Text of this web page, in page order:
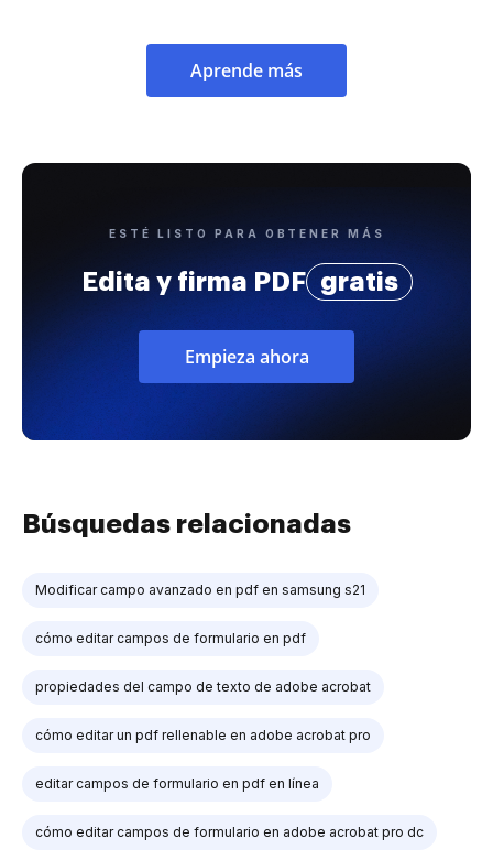
Aprende más
ESTÉ LISTO PARA OBTENER MÁS
Edita y firma PDF gratis
Empieza ahora
Búsquedas relacionadas
Modificar campo avanzado en pdf en samsung s21
cómo editar campos de formulario en pdf
propiedades del campo de texto de adobe acrobat
cómo editar un pdf rellenable en adobe acrobat pro
editar campos de formulario en pdf en línea
cómo editar campos de formulario en adobe acrobat pro dc